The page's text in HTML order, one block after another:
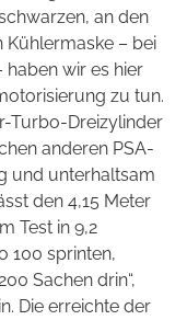
an den
Kühlermaske – bei
haben wir es hier
zu tun.
Turbo-Dreizylinder
anderen PSA-
und unterhaltsam
den 4,15 Meter
Test in 9,2
100 sprinten,
Sachen drin“,
Die erreichte der